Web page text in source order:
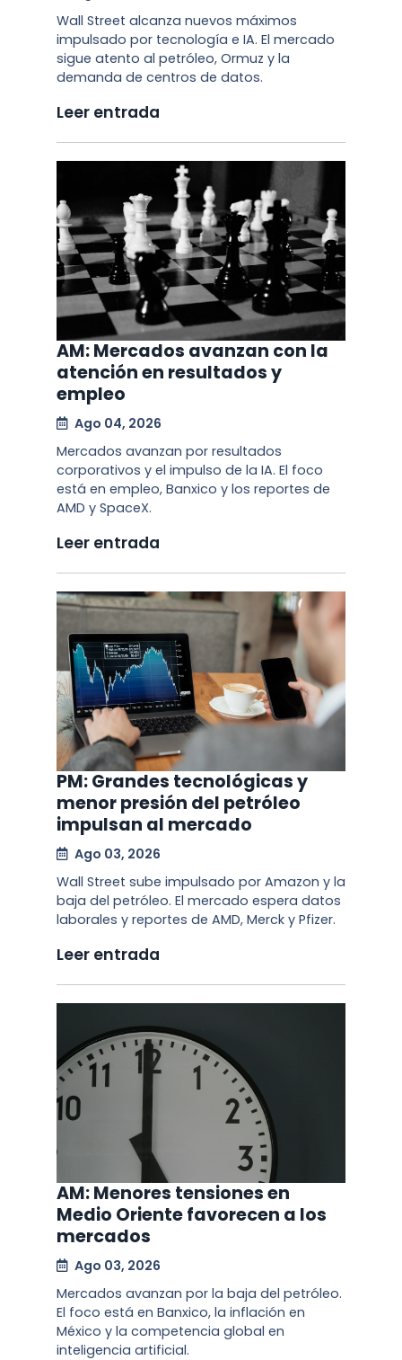
Wall Street alcanza nuevos máximos
impulsado por tecnología e IA. El mercado
sigue atento al petróleo, Ormuz y la
demanda de centros de datos.
Leer entrada
AM: Mercados avanzan con la
atención en resultados y
empleo
Ago 04, 2026
Mercados avanzan por resultados
corporativos y el impulso de la IA. El foco
está en empleo, Banxico y los reportes de
AMD y SpaceX.
Leer entrada
PM: Grandes tecnológicas y
menor presión del petróleo
impulsan al mercado
Ago 03, 2026
Wall Street sube impulsado por Amazon y la
baja del petróleo. El mercado espera datos
laborales y reportes de AMD, Merck y Pfizer.
Leer entrada
AM: Menores tensiones en
Medio Oriente favorecen a los
mercados
Ago 03, 2026
Mercados avanzan por la baja del petróleo.
El foco está en Banxico, la inflación en
México y la competencia global en
inteligencia artificial.